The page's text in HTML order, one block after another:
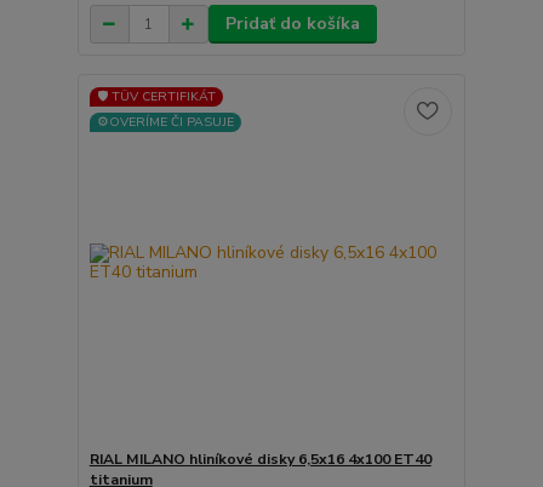
Pridať do košíka
🛡️ TÜV CERTIFIKÁT
⚙️OVERÍME ČI PASUJE
RIAL MILANO hliníkové disky 6,5x16 4x100 ET40
titanium